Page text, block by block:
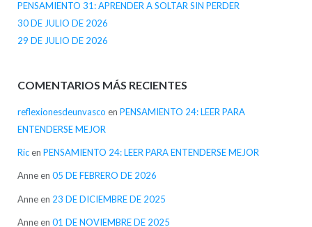
PENSAMIENTO 31: APRENDER A SOLTAR SIN PERDER
30 DE JULIO DE 2026
29 DE JULIO DE 2026
COMENTARIOS MÁS RECIENTES
reflexionesdeunvasco en PENSAMIENTO 24: LEER PARA
ENTENDERSE MEJOR
Ricen PENSAMIENTO 24: LEER PARA ENTENDERSE MEJOR
Anneen 05 DE FEBRERO DE 2026
Anneen 23 DE DICIEMBRE DE 2025
Anneen 01 DE NOVIEMBRE DE 2025